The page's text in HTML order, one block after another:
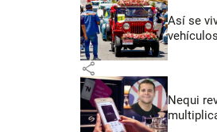
Así se
vehículos
share
Nequi